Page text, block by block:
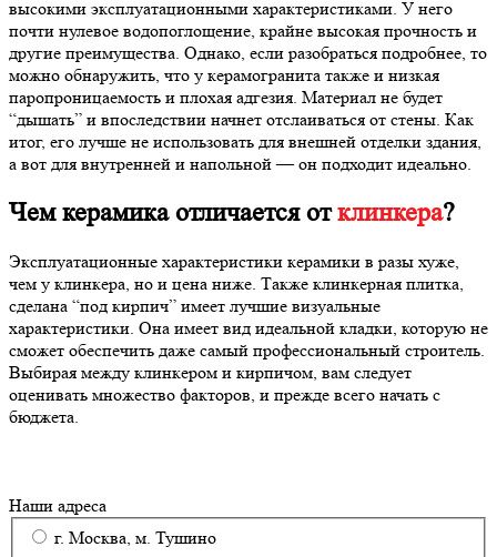
высокими эксплуатационными характеристиками. У него
почти нулевое водопоглощение, крайне высокая прочность и
другие преимущества. Однако, если разобраться подробнее, то
можно обнаружить, что у керамогранита также и низкая
паропроницаемость и плохая адгезия. Материал не будет
“дышать” и впоследствии начнет отслаиваться от стены. Как
итог, его лучше не использовать для внешней отделки здания,
а вот для внутренней и напольной — он подходит идеально.
Чем керамика отличается отклинкера?
Эксплуатационные характеристики керамики в разы хуже,
чем у клинкера, но и цена ниже. Также клинкерная плитка,
сделана “под кирпич” имеет лучшие визуальные
характеристики. Она имеет вид идеальной кладки, которую не
сможет обеспечить даже самый профессиональный строитель.
Выбирая между клинкером и кирпичом, вам следует
оценивать множество факторов, и прежде всего начать с
бюджета.
Наши адреса
г. Москва, м. Тушино